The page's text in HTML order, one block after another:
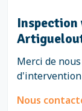
Inspection
Merci de
d'intervention
Nous